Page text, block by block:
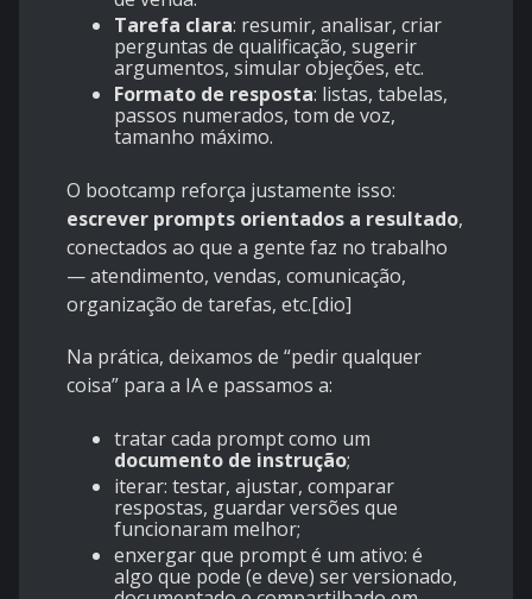
Tarefa clara: resumir, analisar, criar
perguntas de qualificação, sugerir
argumentos, simular objeções, etc.
Formato de resposta: listas, tabelas,
passos numerados, tom de voz,
tamanho máximo.
O bootcamp reforça justamente isso:
escrever prompts orientados a resultado,
conectados ao que a gente faz no trabalho
— atendimento, vendas, comunicação,
organização de tarefas, etc.[dio]
Na prática, deixamos de “pedir qualquer
coisa” para a IA e passamos a:
tratar cada prompt como um
documento de instrução;
iterar: testar, ajustar, comparar
respostas, guardar versões que
funcionaram melhor;
enxergar que prompt é um ativo: é
algo que pode (e deve) ser versionado,